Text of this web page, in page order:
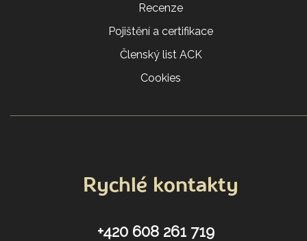
Recenze
Pojištění a certifikace
Členský list ACK
Cookies
Rychlé kontakty
+420 608 261 719